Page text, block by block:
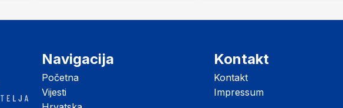
Navigacija
Početna
Vijesti
Kontakt
Kontakt
Impressum